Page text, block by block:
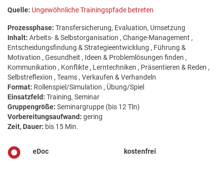
Quelle: Ungewöhnliche Trainingspfade betreten
Prozessphase: Transfersicherung, Evaluation, Umsetzung
Inhalt: Arbeits- & Selbstorganisation , Change-Management ,
Entscheidungsfindung & Strategieentwicklung , Führung &
Motivation , Gesundheit , Ideen & Problemlösungen finden ,
Kommunikation , Konflikte , Lerntechniken , Präsentieren & Reden ,
Selbstreflexion , Teams , Verkaufen & Verhandeln
Format: Rollenspiel/Simulation , Übung/Spiel
Einsatzfeld: Training, Seminar
Gruppengröße: Seminargruppe (bis 12 Tln)
Vorbereitungsaufwand: gering
Zeit, Dauer: bis 15 Min.
eDoc kostenfrei